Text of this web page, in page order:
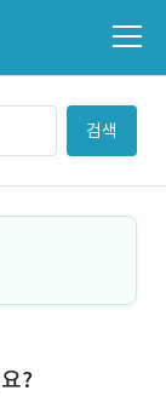
검색
?